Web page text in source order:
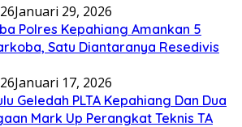
Januari 29, 2026
Polres Kepahiang Amankan 5
Satu Diantaranya Resedivis
Januari 17, 2026
Geledah PLTA Kepahiang Dan Dua
Mark Up Perangkat Teknis TA